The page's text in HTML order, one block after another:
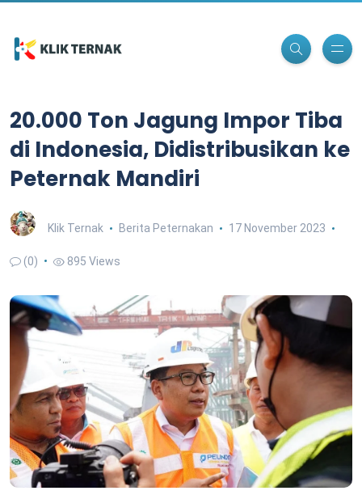
20.000 Ton Jagung Impor Tiba
di Indonesia, Didistribusikan ke
Peternak Mandiri
Klik Ternak Berita Peternakan 17 November 2023
(0) 895 Views